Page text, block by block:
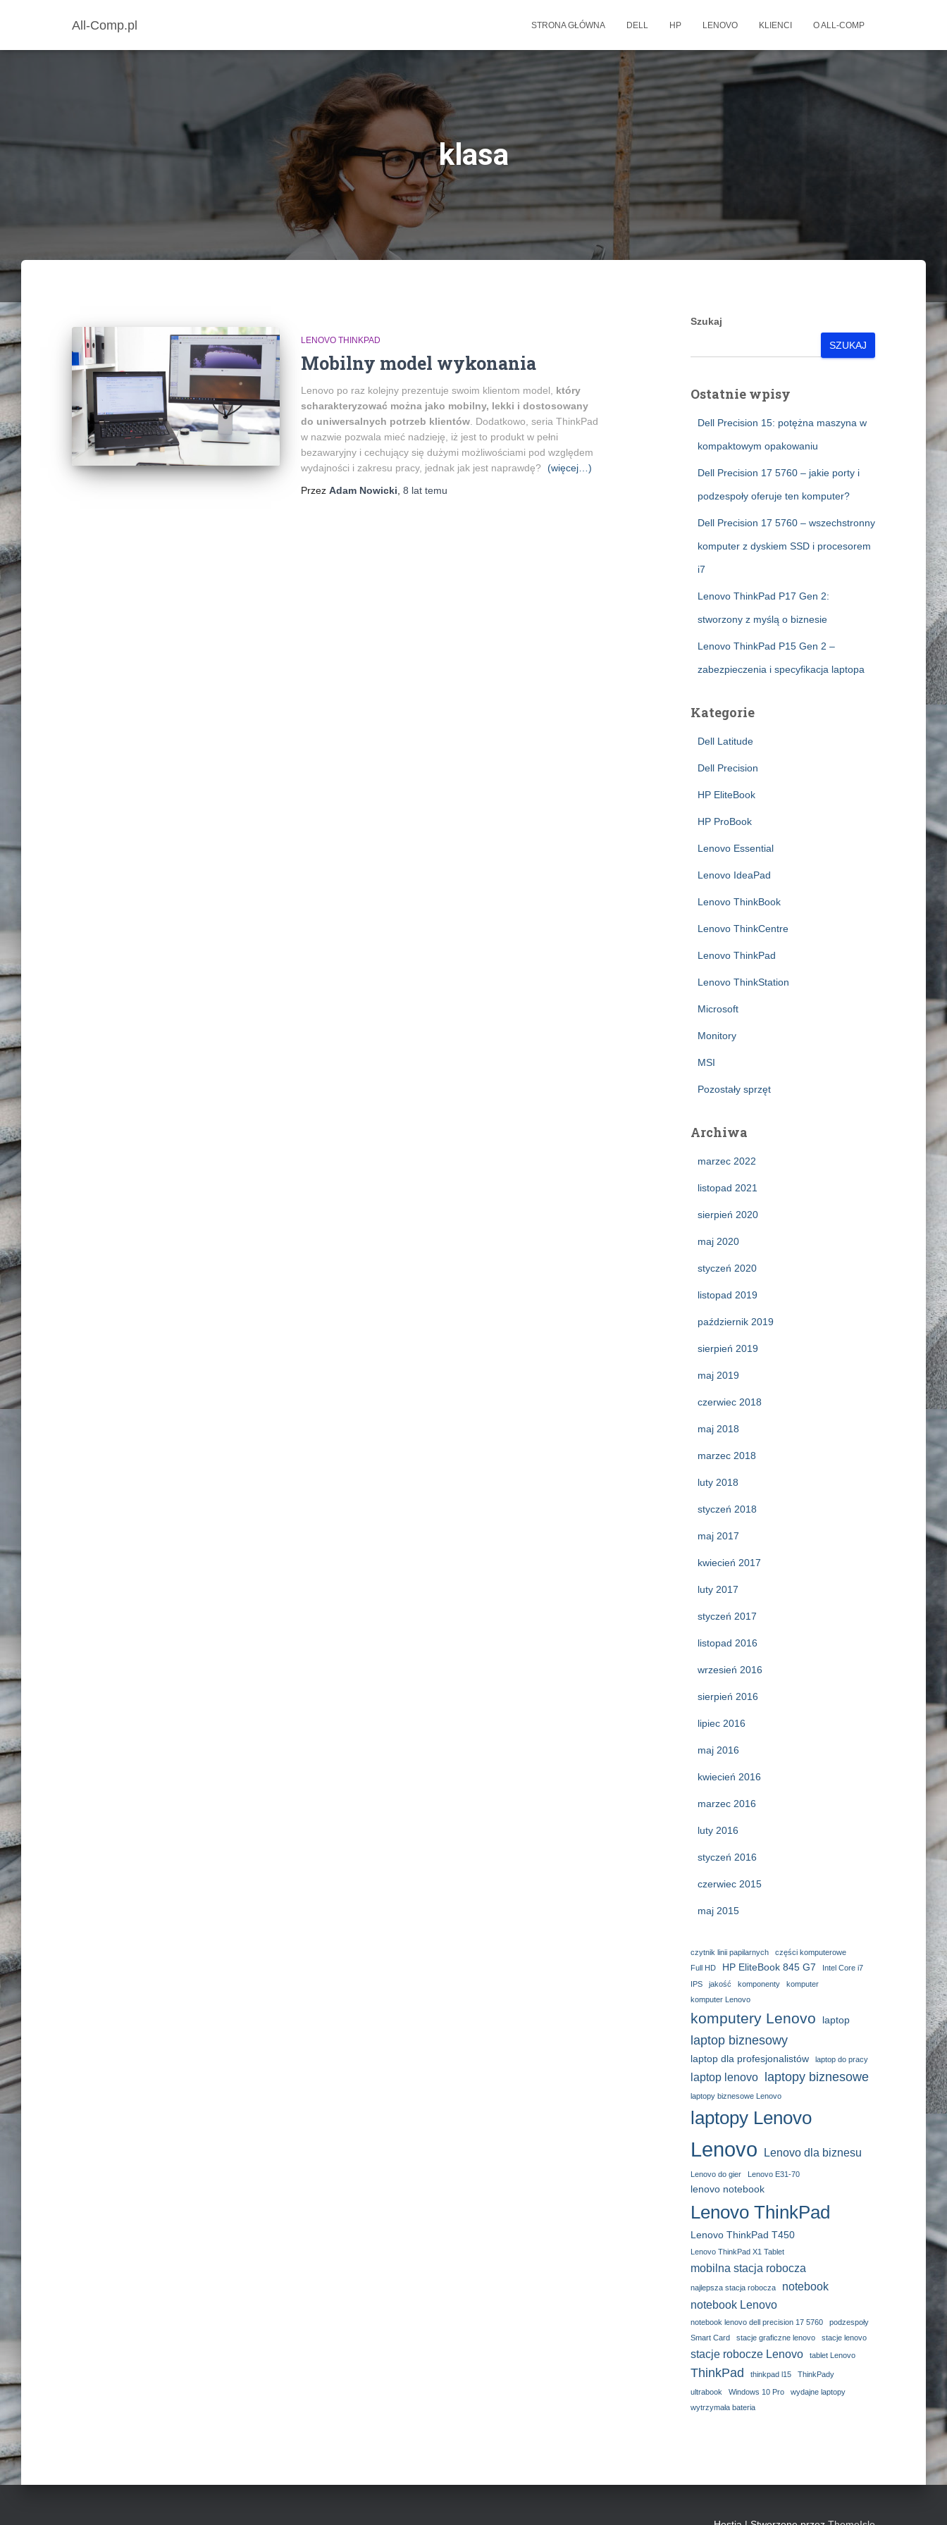
All-Comp.pl STRONA GŁÓWNA DELL HP LENOVO KLIENCI O ALL-COMP
klasa
LENOVO THINKPAD
Mobilny model wykonania
Lenovo po raz kolejny prezentuje swoim klientom model, który
scharakteryzować można jako mobilny, lekki i dostosowany
do uniwersalnych potrzeb klientów . Dodatkowo, seria ThinkPad
w nazwie pozwala mieć nadzieję, iż jest to produkt w pełni
bezawaryjny i cechujący się dużymi możliwościami pod względem
wydajności i zakresu pracy, jednak jak jest naprawdę?
(więcej…)
Przez Adam Nowicki 8 lat temu
Szukaj
SZUKAJ
Ostatnie wpisy
Dell Precision 15: potężna maszyna w
kompaktowym opakowaniu
Dell Precision 17 5760 – jakie porty i
podzespoły oferuje ten komputer?
Dell Precision 17 5760 – wszechstronny
komputer z dyskiem SSD i procesorem
i7
Lenovo ThinkPad P17 Gen 2:
stworzony z myślą o biznesie
Lenovo ThinkPad P15 Gen 2 –
zabezpieczenia i specyfikacja laptopa
Kategorie
Dell Latitude
Dell Precision
HP EliteBook
HP ProBook
Lenovo Essential
Lenovo IdeaPad
Lenovo ThinkBook
Lenovo ThinkCentre
Lenovo ThinkPad
Lenovo ThinkStation
Microsoft
Monitory
MSI
Pozostały sprzęt
Archiwa
marzec 2022
listopad 2021
sierpień 2020
maj 2020
styczeń 2020
listopad 2019
październik 2019
sierpień 2019
maj 2019
czerwiec 2018
maj 2018
marzec 2018
luty 2018
styczeń 2018
maj 2017
kwiecień 2017
luty 2017
styczeń 2017
listopad 2016
wrzesień 2016
sierpień 2016
lipiec 2016
maj 2016
kwiecień 2016
marzec 2016
luty 2016
styczeń 2016
czerwiec 2015
maj 2015
czytnik linii papilarnych
części komputerowe
Full HD
HP EliteBook 845 G7
Intel Core i7
IPS
jakość komponenty
komputer
komputer Lenovo
komputery Lenovo laptop
laptop biznesowy
laptop dla profesjonalistów laptop do pracy
laptop lenovo laptopy biznesowe
laptopy biznesowe Lenovo
laptopy Lenovo
Lenovo Lenovo dla biznesu
Lenovo do gier Lenovo E31-70
lenovo notebook
Lenovo ThinkPad
Lenovo ThinkPad T450
Lenovo ThinkPad X1 Tablet
mobilna stacja robocza
najlepsza stacja robocza
notebook
notebook Lenovo
notebook lenovo dell precision 17 5760
podzespoły
Smart Card
stacje graficzne lenovo stacje lenovo
stacje robocze Lenovo tablet Lenovo
ThinkPad thinkpad l15 ThinkPady
ultrabook Windows 10 Pro
wydajne laptopy
wytrzymała bateria